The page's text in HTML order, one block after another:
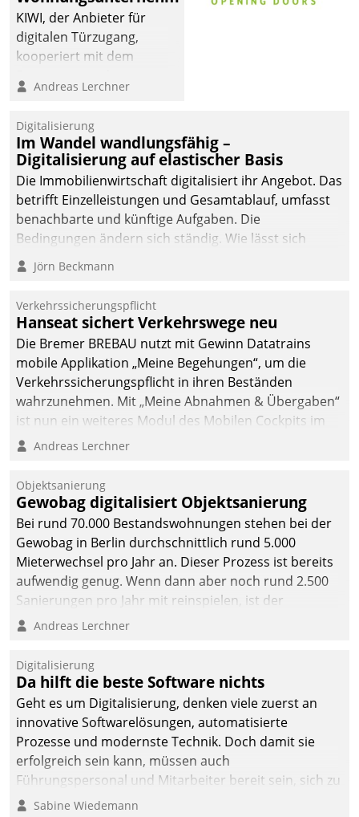
KIWI, der Anbieter für
digitalen Türzugang,
kooperiert mit dem
Softwareentwicklungshaus
Andreas Lerchner
Digitalisierung
Im Wandel wandlungsfähig –
Digitalisierung auf elastischer Basis
Die Immobilienwirtschaft digitalisiert ihr Angebot. Das
betrifft Einzelleistungen und Gesamtablauf, umfasst
benachbarte und künftige Aufgaben. Die
Bedingungen ändern sich ständig. Wie lässt sich
technisch die Kontrolle wahren und zugleich Freiraum
fürs Wachsen öffnen?
Jörn Beckmann
Verkehrssicherungspflicht
Hanseat sichert Verkehrswege neu
Die Bremer BREBAU nutzt mit Gewinn Datatrains
mobile Applikation „Meine Begehungen“, um die
Verkehrssicherungspflicht in ihren Beständen
wahrzunehmen. Mit „Meine Abnahmen & Übergaben“
ist nun ein weiteres Modul des Mobilen Cockpits im
Einsatz.
Andreas Lerchner
Objektsanierung
Gewobag digitalisiert Objektsanierung
Bei rund 70.000 Bestandswohnungen stehen bei der
Gewobag in Berlin durchschnittlich rund 5.000
Mieterwechsel pro Jahr an. Dieser Prozess ist bereits
aufwendig genug. Wenn dann aber noch rund 2.500
Sanierungen pro Jahr mit reinspielen, ist der
Betreuungs- und Organisationsaufwand immens. Im
kommunale Wohnungsbauunternehmen daher
gemeinsam mit der Berliner Datatrain GmbH den
Teilprozess der Objektsanierung digitalisiert.
Andreas Lerchner
Digitalisierung
Da hilft die beste Software nichts
Geht es um Digitalisierung, denken viele zuerst an
innovative Softwarelösungen, automatisierte
Prozesse und modernste Technik. Doch damit sie
erfolgreich sein kann, müssen auch
Führungspersonal und Mitarbeiter bereit sein, sich zu
verändern und anzupassen, sonst werden sie an ihr
Sabine Wiedemann